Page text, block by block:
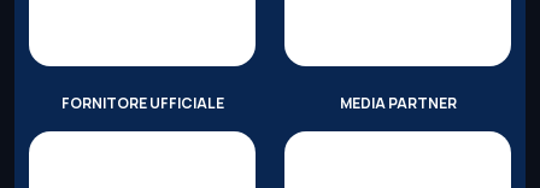
FORNITORE UFFICIALE MEDIA PARTNER